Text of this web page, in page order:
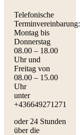
Telefonische
Terminvereinbarung:
Montag bis
Donnerstag
08.00 – 18.00
Uhr und
Freitag von
08.00 – 15.00
Uhr
unter
+436649271271
oder 24 Stunden
über die